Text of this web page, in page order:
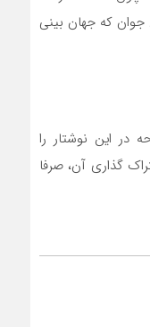
که جهان بینی
در این نوشتار را
گذاری آن، صرفا